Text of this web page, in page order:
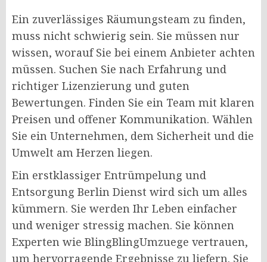
Ein zuverlässiges Räumungsteam zu finden,
muss nicht schwierig sein. Sie müssen nur
wissen, worauf Sie bei einem Anbieter achten
müssen. Suchen Sie nach Erfahrung und
richtiger Lizenzierung und guten
Bewertungen. Finden Sie ein Team mit klaren
Preisen und offener Kommunikation. Wählen
Sie ein Unternehmen, dem Sicherheit und die
Umwelt am Herzen liegen.
Ein erstklassiger Entrümpelung und
Entsorgung Berlin Dienst wird sich um alles
kümmern. Sie werden Ihr Leben einfacher
und weniger stressig machen. Sie können
Experten wie BlingBlingUmzuege vertrauen,
um hervorragende Ergebnisse zu liefern. Sie